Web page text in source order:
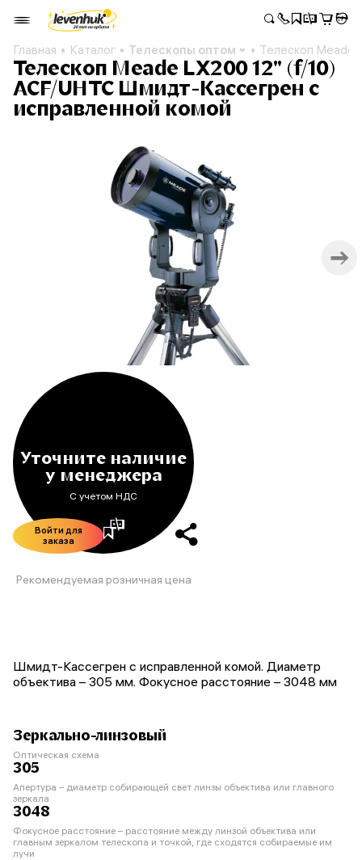
Главная Каталог Телескопы оптом Телескоп Meade
Телескоп Meade LX200 12" (f/10)
ACF/UHTC Шмидт-Кассегрен с
исправленной комой
Уточните наличие
у менеджера
С учетом НДС
Войти для
заказа
Рекомендуемая розничная цена
Шмидт-Кассегрен с исправленной комой. Диаметр
объектива – 305 мм. Фокусное расстояние – 3048 мм
Зеркально-линзовый
Оптическая схема
305
Апертура – диаметр собирающей свет линзы объектива или главного
зеркала
3048
Фокусное расстояние – расстояние между линзой объектива или
главным зеркалом телескопа и точкой, где сходятся собираемые им
лучи